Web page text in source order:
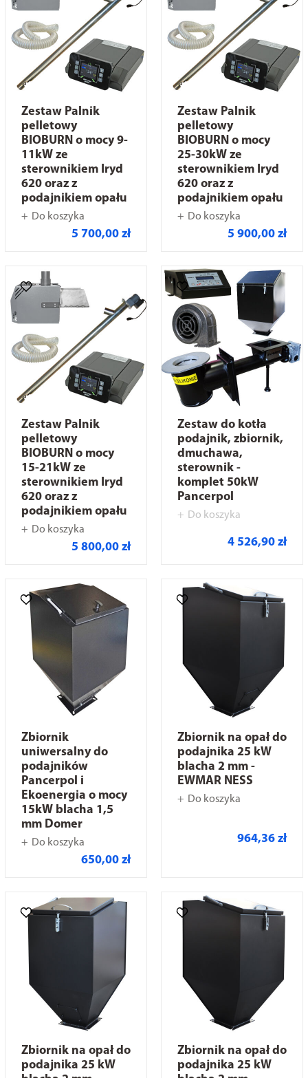
Zestaw Palnik
pelletowy
BIOBURN o mocy 9-
11kW ze
sterownikiem Iryd
620 oraz z
podajnikiem opału
Do koszyka
5 700,00 zł
Zestaw Palnik
pelletowy
BIOBURN o mocy
25-30kW ze
sterownikiem Iryd
620 oraz z
podajnikiem opału
Do koszyka
5 900,00 zł
Zestaw Palnik
pelletowy
BIOBURN o mocy
15-21kW ze
sterownikiem Iryd
620 oraz z
podajnikiem opału
Do koszyka
5 800,00 zł
Zestaw do kotła
podajnik, zbiornik,
dmuchawa,
sterownik -
komplet 50kW
Pancerpol
Do koszyka
4 526,90 zł
Zbiornik
uniwersalny do
podajników
Pancerpol i
Ekoenergia o mocy
15kW blacha 1,5
mm Domer
Do koszyka
650,00 zł
Zbiornik na opał do
podajnika 25 kW
blacha 2 mm -
EWMAR NESS
Do koszyka
964,36 zł
Zbiornik na opał do
podajnika 25 kW
Zbiornik na opał do
podajnika 25 kW